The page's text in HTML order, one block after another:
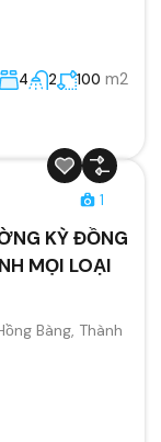
4 2 100 m2
1
KỲ ĐỒNG
MỌI LOẠI
Bàng, Thành